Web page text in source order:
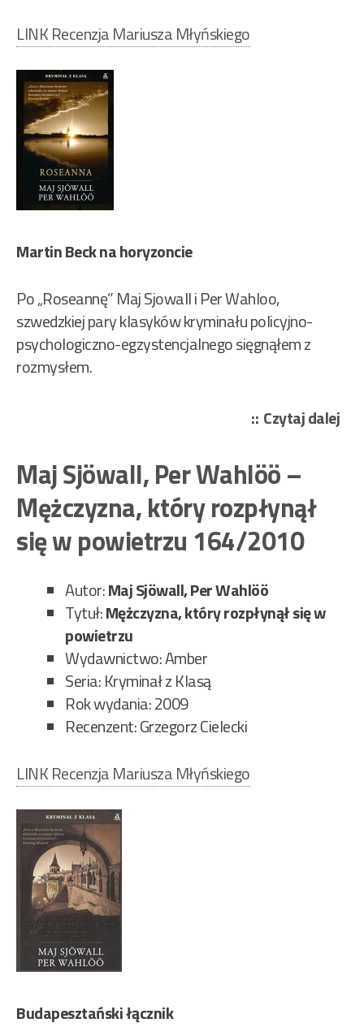
LINK Recenzja Mariusza Młyńskiego
Martin Beck na horyzoncie
Po „Roseannę” Maj Sjowall i Per Wahloo,
szwedzkiej pary klasyków kryminału policyjno-
psychologiczno-egzystencjalnego sięgnąłem z
rozmysłem.
Czytaj dalej
Maj Sjöwall, Per Wahlöö –
Mężczyzna, który rozpłynął
się w powietrzu 164/2010
Autor:Maj Sjöwall, Per Wahlöö
Tytuł:Mężczyzna, który rozpłynął się w
powietrzu
Wydawnictwo: Amber
Seria: Kryminał z Klasą
Rok wydania: 2009
Recenzent: Grzegorz Cielecki
LINK Recenzja Mariusza Młyńskiego
Budapesztański łącznik